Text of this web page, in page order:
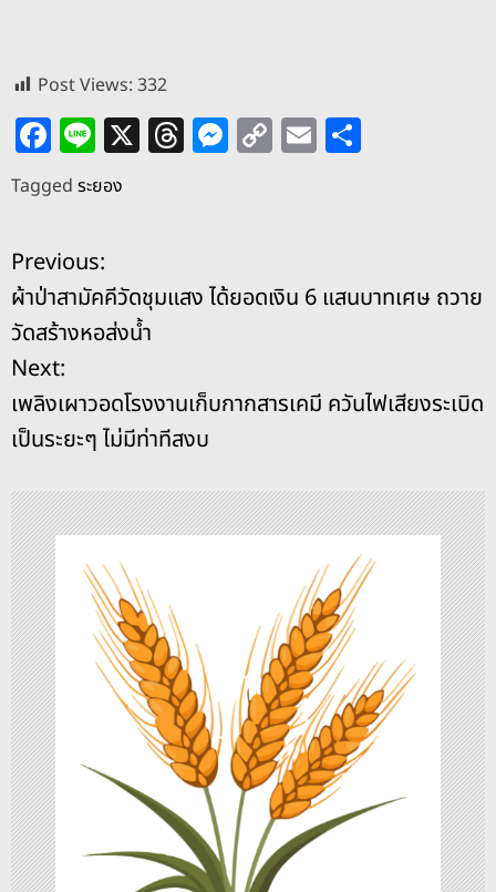
Post Views:332
F
a
c
e
b
o
o
k
Li
n
e
X T
h
d
s
M
e
n
g
C
o
Li
n
E
m
Tagged ระยอง
แ
น
ะ
แ
น
ว
เ
รื่
อ
ง
Previous:
ผ้าป่าสามัคคีวัดชุมแสง ได้ยอดเงิน 6 แสนบาทเศษ ถวาย
วัดสร้างหอส่งน้ำ
Next:
เพลิงเผาวอดโรงงานเก็บกากสารเคมี ควันไฟเสียงระเบิด
เป็นระยะๆ ไม่มีท่าทีสงบ